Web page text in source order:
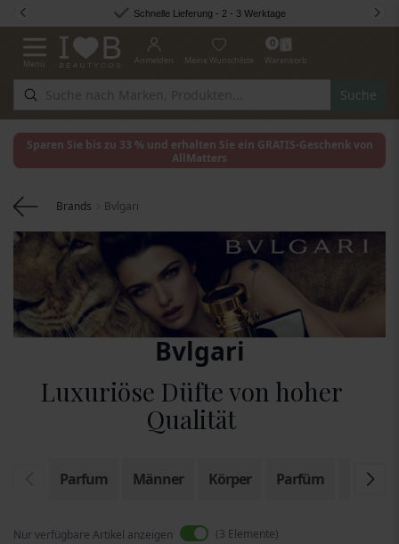
Zum Inhalt springen Schnelle Lieferung - 2 - 3 Werktage
Navigation umschalten
Menü
Suche
Anmelden Meine Wunschliste
0
Warenkorb
Sparen Sie bis zu 33 % und erhalten Sie ein GRATIS-Geschenk von
AllMatters
Brands Bvlgari
Bvlgari
Luxuriöse Düfte von hoher
Qualität
Parfum Männer Körper Parfüm Eau
Nur verfügbare Artikel anzeigen 3 Elemente